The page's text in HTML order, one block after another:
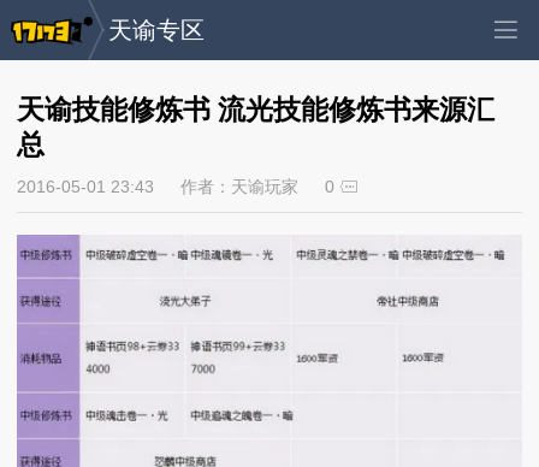
天谕专区
天谕技能修炼书 流光技能修炼书来源汇
总
2016-05-01 23:43 作者：天谕玩家 0